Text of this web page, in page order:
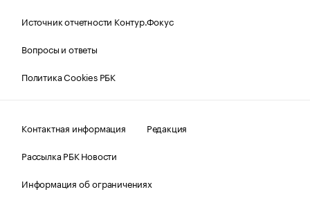
Источник отчетности Контур.Фокус
Вопросы и ответы
Политика Cookies РБК
Контактная информация
Редакция
Рассылка РБК Новости
Информация об ограничениях